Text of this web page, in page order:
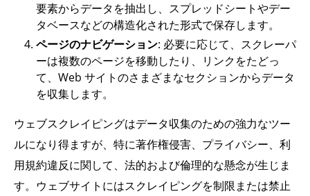
要素からデータを抽出し、スプレッドシートやデー
タベースなどの構造化された形式で保存します。
ページのナビゲーション: 必要に応じて、スクレーパ
ーは複数のページを移動したり、リンクをたどっ
て、Web サイトのさまざまなセクションからデータ
を収集します。
ウェブスクレイピングはデータ収集のための強力なツー
ルになり得ますが、特に著作権侵害、プライバシー、利
用規約違反に関して、法的および倫理的な懸念が生じま
す。ウェブサイトにはスクレイピングを制限または禁止